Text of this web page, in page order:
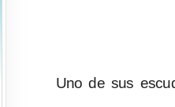
Uno de sus